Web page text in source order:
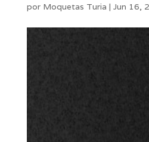
por Moquetas Turia | Jun 16,